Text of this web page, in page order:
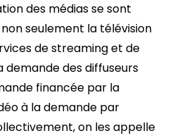
des médias se sont
seulement la télévision
de streaming et de
demande des diffuseurs
financée par la
à la demande par
on les appelle